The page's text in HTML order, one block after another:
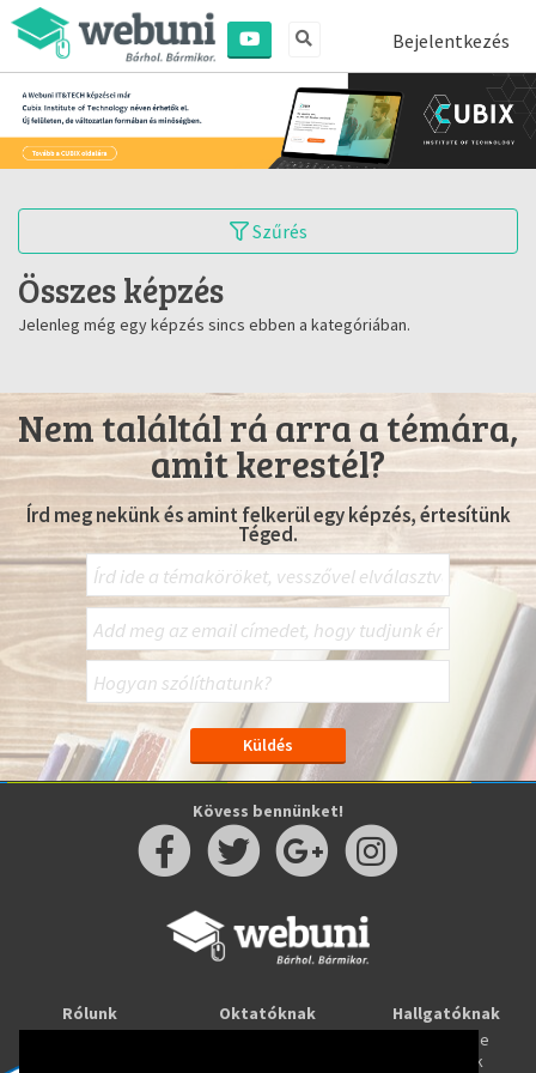
Bejelentkezés
Szűrés
Összes képzés
Jelenleg még egy képzés sincs ebben a kategóriában.
Nem találtál rá arra a témára,
amit kerestél?
Írd meg nekünk és amint felkerül egy képzés, értesítünk
Téged.
Kövess bennünket!
Rólunk
Oktatóknak
Hallgatóknak
Tanulj online
Képzések